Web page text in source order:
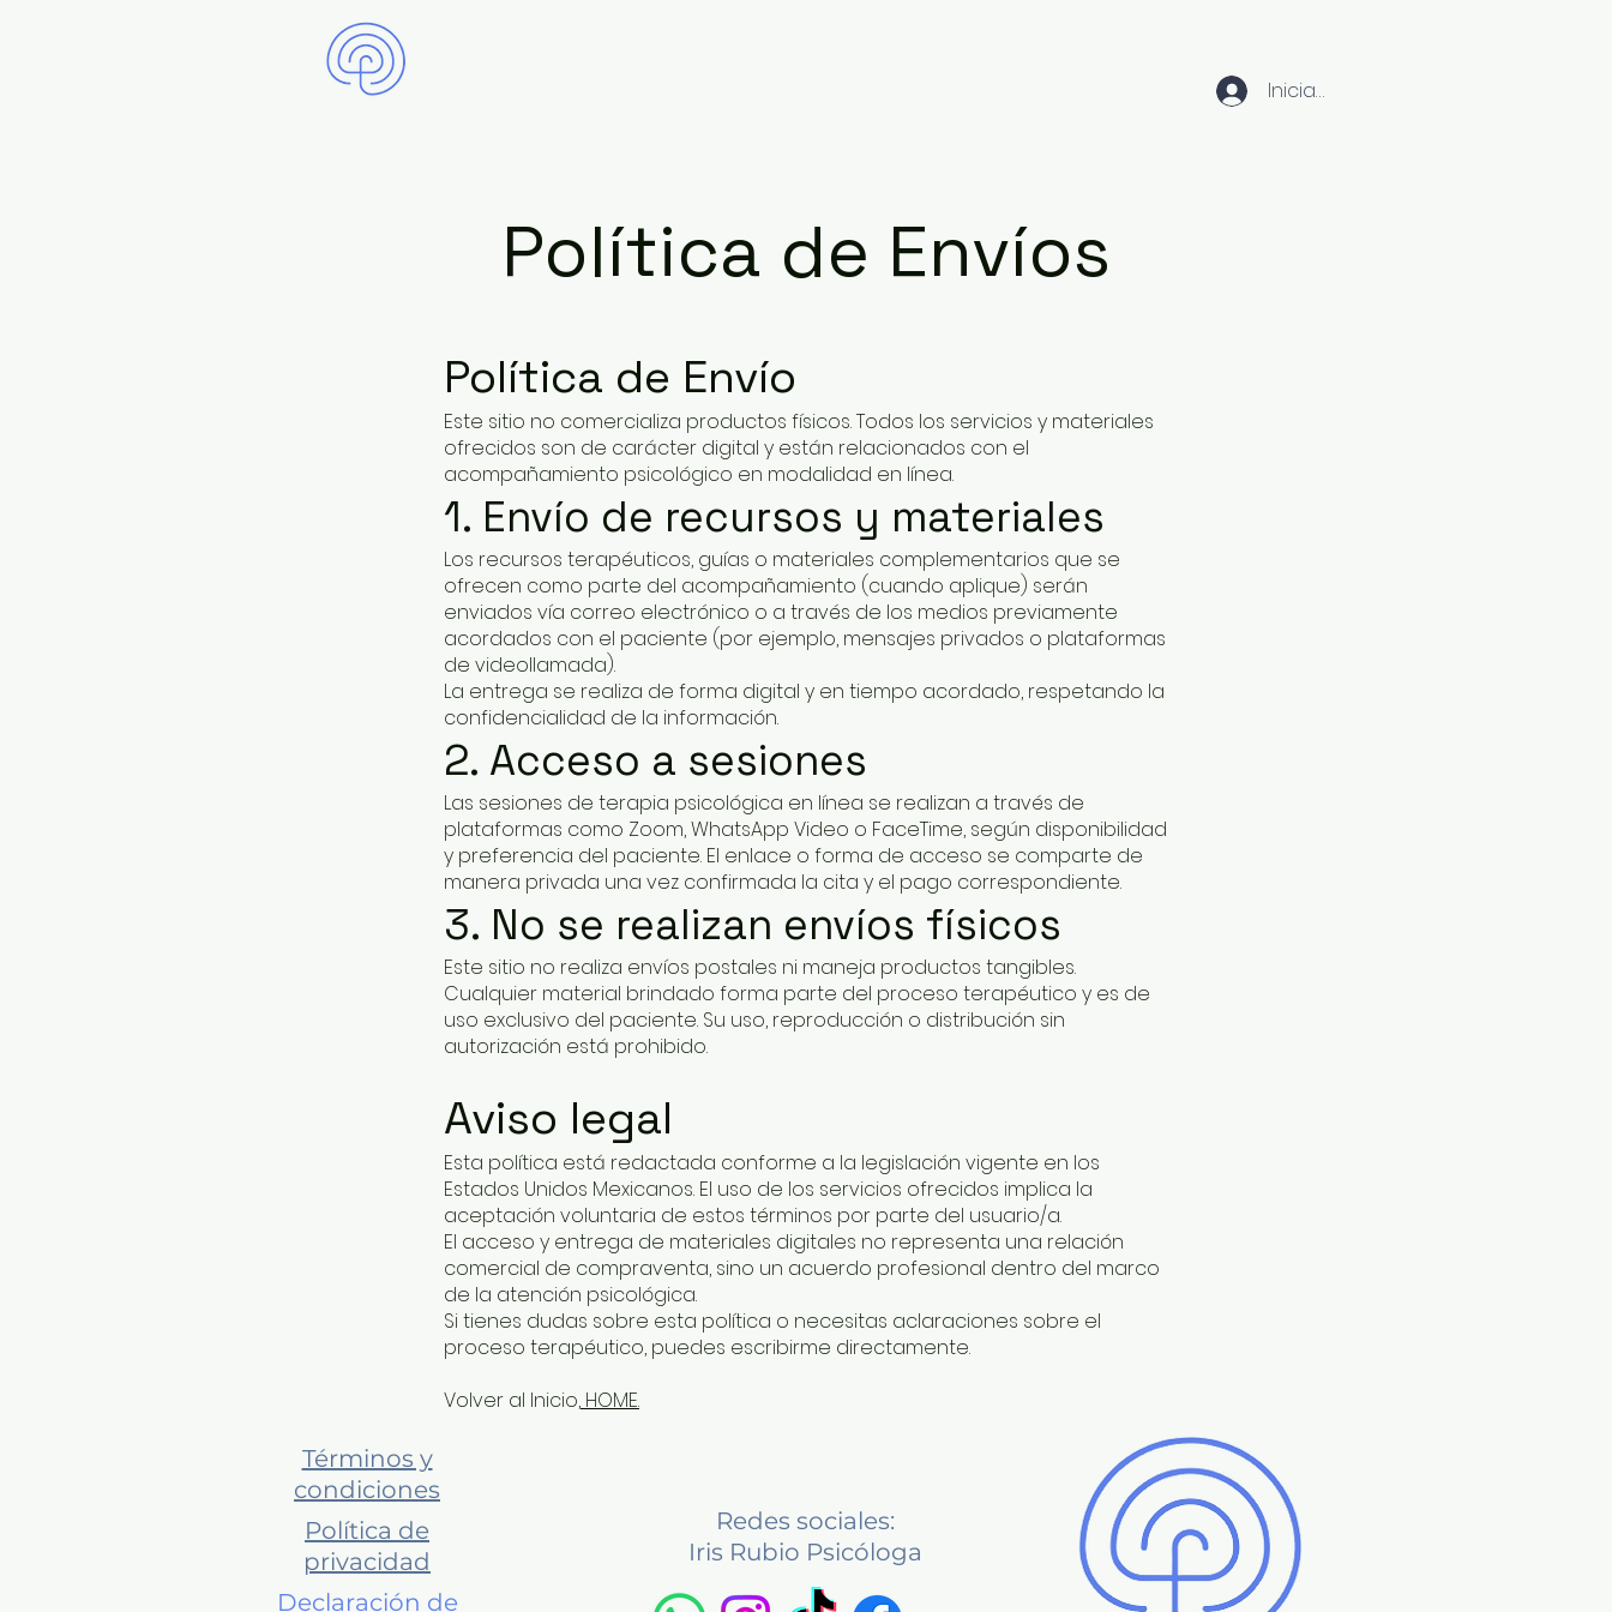
Iniciar sesión
Política de Envíos
Política de Envío
Este sitio no comercializa productos físicos. Todos los servicios y materiales
ofrecidos son de carácter digital y están relacionados con el
acompañamiento psicológico en modalidad en línea.
1. Envío de recursos y materiales
Los recursos terapéuticos, guías o materiales complementarios que se
ofrecen como parte del acompañamiento (cuando aplique) serán
enviados vía correo electrónico o a través de los medios previamente
acordados con el paciente (por ejemplo, mensajes privados o plataformas
de videollamada).
La entrega se realiza de forma digital y en tiempo acordado, respetando la
confidencialidad de la información.
2. Acceso a sesiones
Las sesiones de terapia psicológica en línea se realizan a través de
plataformas como Zoom, WhatsApp Video o FaceTime, según disponibilidad
y preferencia del paciente. El enlace o forma de acceso se comparte de
manera privada una vez confirmada la cita y el pago correspondiente.
3. No se realizan envíos físicos
Este sitio no realiza envíos postales ni maneja productos tangibles.
Cualquier material brindado forma parte del proceso terapéutico y es de
uso exclusivo del paciente. Su uso, reproducción o distribución sin
autorización está prohibido.
Aviso legal
Esta política está redactada conforme a la legislación vigente en los
Estados Unidos Mexicanos. El uso de los servicios ofrecidos implica la
aceptación voluntaria de estos términos por parte del usuario/a.
El acceso y entrega de materiales digitales no representa una relación
comercial de compraventa, sino un acuerdo profesional dentro del marco
de la atención psicológica.
Si tienes dudas sobre esta política o necesitas aclaraciones sobre el
proceso terapéutico, puedes escribirme directamente.
​Volver al Inicio, HOME.
Términos y
condiciones
Política de
privacidad
Declaración de
Redes sociales:
Iris Rubio Psicóloga